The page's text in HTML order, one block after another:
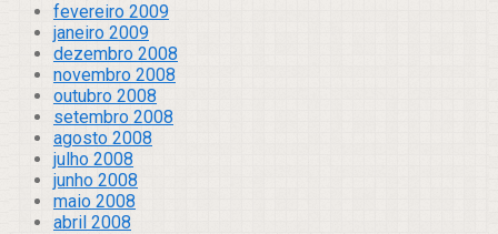
fevereiro 2009
janeiro 2009
dezembro 2008
novembro 2008
outubro 2008
setembro 2008
agosto 2008
julho 2008
junho 2008
maio 2008
abril 2008